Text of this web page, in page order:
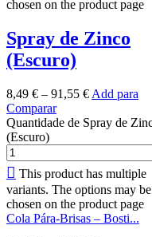
chosen on the product page
Spray de Zinco
(Escuro)
8,49 € – 91,55 € Add para
Comparar
Quantidade de Spray de
(Escuro)
This product has multiple
variants. The options may be
chosen on the product page
Cola Pára-Brisas – Bosti...